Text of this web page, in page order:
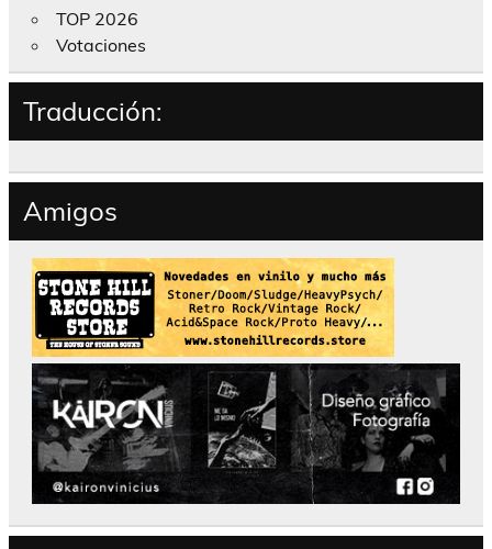
TOP 2026
Votaciones
Traducción:
Amigos